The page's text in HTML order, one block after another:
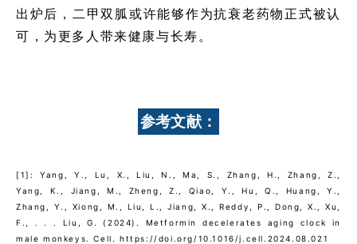
出炉后，二甲双胍或许能够作为抗衰老药物正式被认
可，为更多人带来健康与长寿。
参考文献：
[1]: Yang, Y., Lu, X., Liu, N., Ma, S., Zhang, H., Zhang, Z.,
Yang, K., Jiang, M., Zheng, Z., Qiao, Y., Hu, Q., Huang, Y.,
Zhang, Y., Xiong, M., Liu, L., Jiang, X., Reddy, P., Dong, X., Xu,
F., . . . Liu, G. (2024). Metformin decelerates aging clock in
male monkeys. Cell. https://doi.org/10.1016/j.cell.2024.08.021